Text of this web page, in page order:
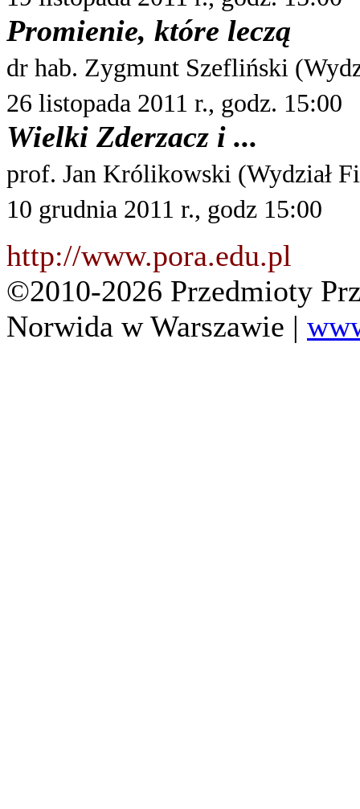
Promienie, które leczą
dr hab. Zygmunt Szefliński
26 listopada 2011 r., godz. 15:00
Wielki Zderzacz i ...
prof. Jan Królikowski (Wydział
10 grudnia 2011 r., godz 15:00
http://
©2010-2026 Przedmioty
Norwida w Warszawie |